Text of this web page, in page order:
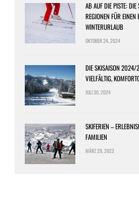
AB AUF DIE PISTE: DIE
REGIONEN FÜR EINEN
WINTERURLAUB
OKTOBER 24, 2024
DIE SKISAISON 2024/
VIELFÄLTIG,
JULI 30, 2024
SKIFERIEN –
FAMILIEN
MÄRZ 29, 2022